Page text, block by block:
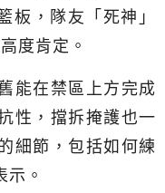
，隊友「死神」
度肯定。
能在禁區上方完成
性，擋拆掩護也一
細節，包括如何練
。